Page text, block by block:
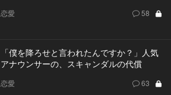
恋愛 58
「僕を降ろせと言われたんですか？」人気
アナウンサーの、スキャンダルの代償
恋愛 63